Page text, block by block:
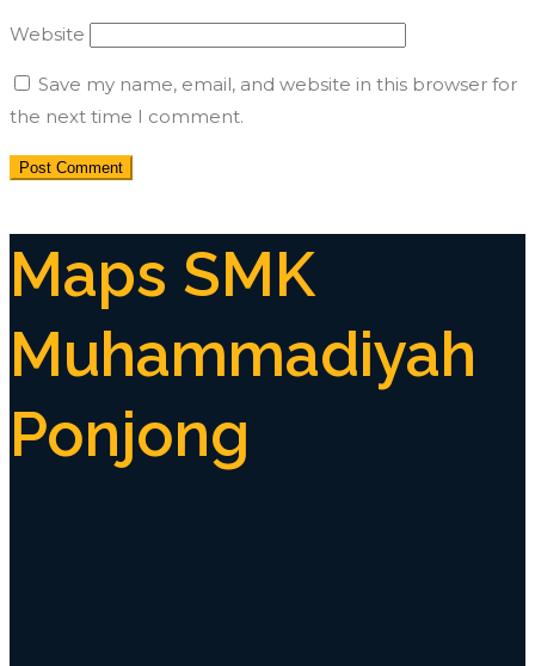
Website
Save my name, email, and website in this browser for
the next time I comment.
Maps SMK
Muhammadiyah
Ponjong